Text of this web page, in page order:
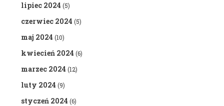
lipiec 2024 (5)
czerwiec 2024 (5)
maj 2024 (10)
kwiecień 2024 (6)
marzec 2024 (12)
luty 2024 (9)
styczeń 2024 (6)